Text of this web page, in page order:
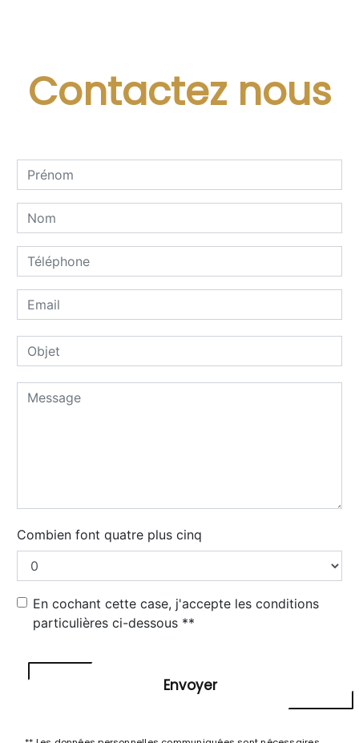
Contactez nous
Combien font quatre plus cinq
En cochant cette case, j'accepte les conditions
particulières ci-dessous **
Envoyer